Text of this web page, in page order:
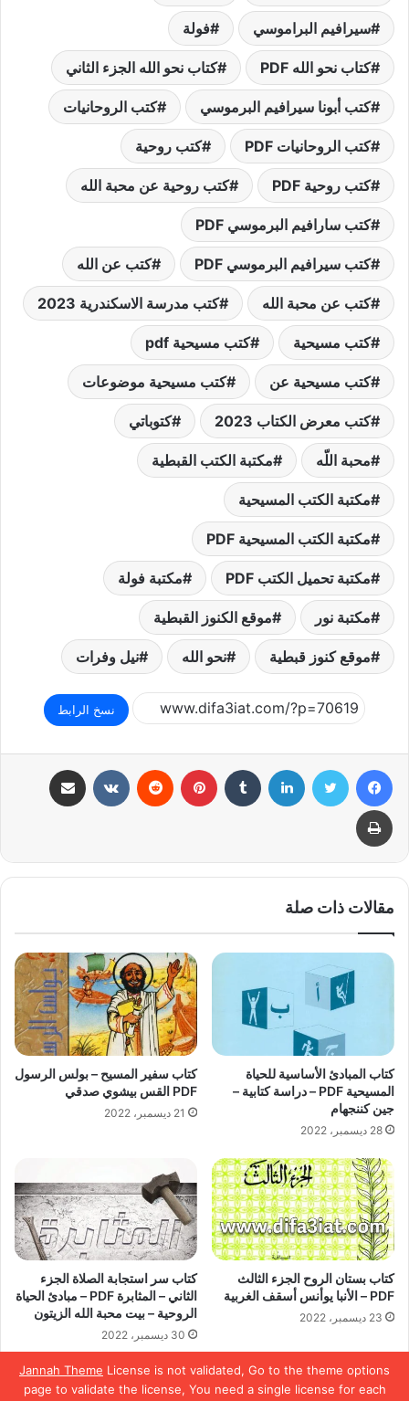
Jannah Theme License is not validated, Go to the theme options
page to validate the license, You need a single license for each
سيرافيم البراموسي فولة
كتاب نحو الله PDF كتاب نحو الله الجزء الثاني
كتب أبونا سيرافيم البرموسي كتب الروحانيات
كتب الروحانيات PDF كتب روحية
كتب روحية PDF كتب روحية عن محبة الله
كتب سارافيم البرموسي PDF
كتب سيرافيم البرموسي PDF كتب عن الله
كتب عن محبة الله كتب مدرسة الاسكندرية 2023
كتب مسيحية كتب مسيحية pdf
كتب مسيحية عن كتب مسيحية موضوعات
كتب معرض الكتاب 2023 كتوباتي
محبة اللّه مكتبة الكتب القبطية
مكتبة الكتب المسيحية
مكتبة الكتب المسيحية PDF
مكتبة تحميل الكتب PDF مكتبة فولة
مكتبة نور موقع الكنوز القبطية
موقع كنوز قبطية نحو الله نيل وفرات
نسخ الرابط
فيسبوك تويتر لينكدإن بينتيريست
طباعة
مقالات ذات صلة
كتاب المبادئ الأساسية للحياة
المسيحية PDF – دراسة كتابية –
جين كننجهام
28 ديسمبر، 2022
كتاب سفير المسيح – بولس الرسول
PDF القس بيشوي صدقي
21 ديسمبر، 2022
كتاب بستان الروح الجزء الثالث
PDF – الأنبا يوأنس أسقف الغربية
23 ديسمبر، 2022
كتاب سر استجابة الصلاة الجزء
الثاني – المثابرة PDF – مبادئ الحياة
الروحية – بيت محبة الله الزيتون
30 ديسمبر، 2022